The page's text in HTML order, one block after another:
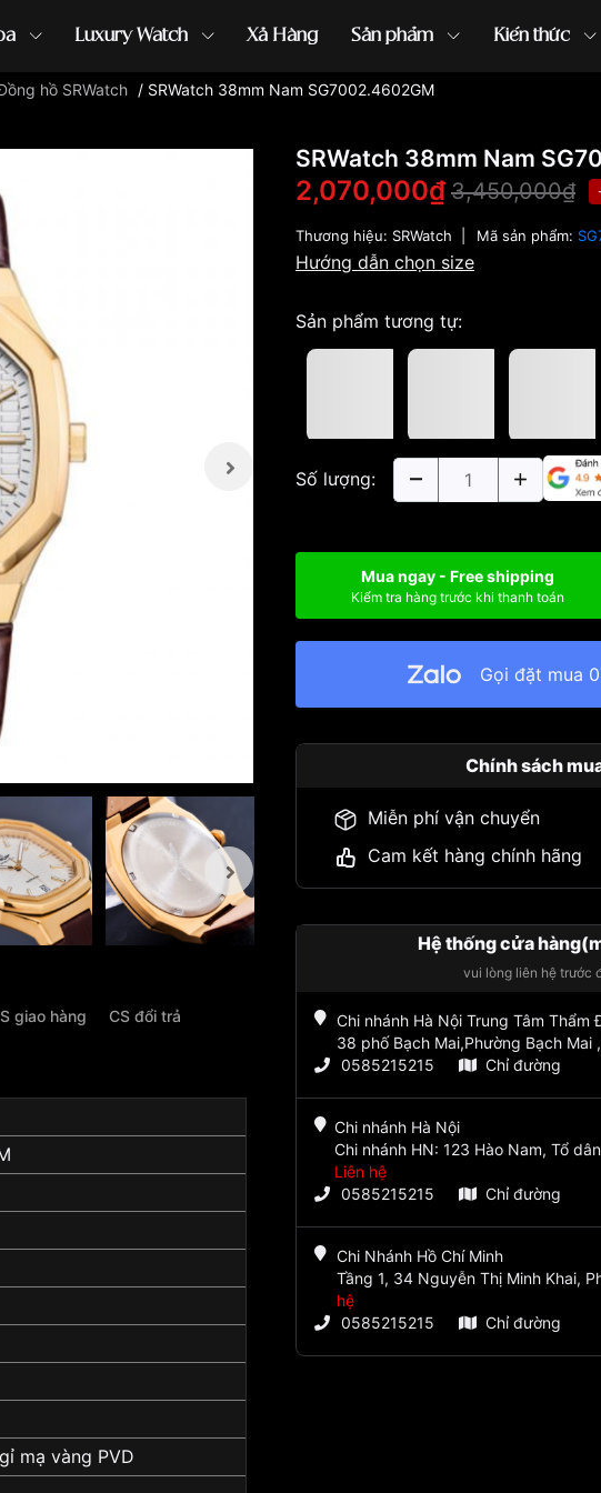
Luxury Watch Xả Hàng Sản phẩm Kiến thức
đồng hồ G-Shock đồng hồ Orient ...
hồ SRWatch / SRWatch 38mm Nam SG7002.4602GM
giao hàng CS đổi trả
mạ vàng PVD
SRWatch 38mm Nam
2,070,000₫ 3,450,000₫
Thương hiệu: SRWatch Mã sản phẩm:
Hướng dẫn chọn size
Sản phẩm tương tự:
Số lượng:
Mua ngay - Free shipping
Kiểm tra hàng trước khi thanh toán
Gọi đặt mua
Chính sách
Miễn phí vận chuyển
Cam kết hàng chính hãng
Hệ thống cửa
vui lòng liên hệ trước
Chi nhánh Hà Nội Trung Tâm Thẩm
38 phố Bạch Mai,Phường Bạch Mai
0585215215
Chỉ đường
Chi nhánh Hà Nội
Chi nhánh HN: 123 Hào Nam, Tổ
Liên hệ
0585215215
Chỉ đường
Chi Nhánh Hồ Chí Minh
Tầng 1, 34 Nguyễn Thị Minh Khai,
hệ
0585215215
Chỉ đường